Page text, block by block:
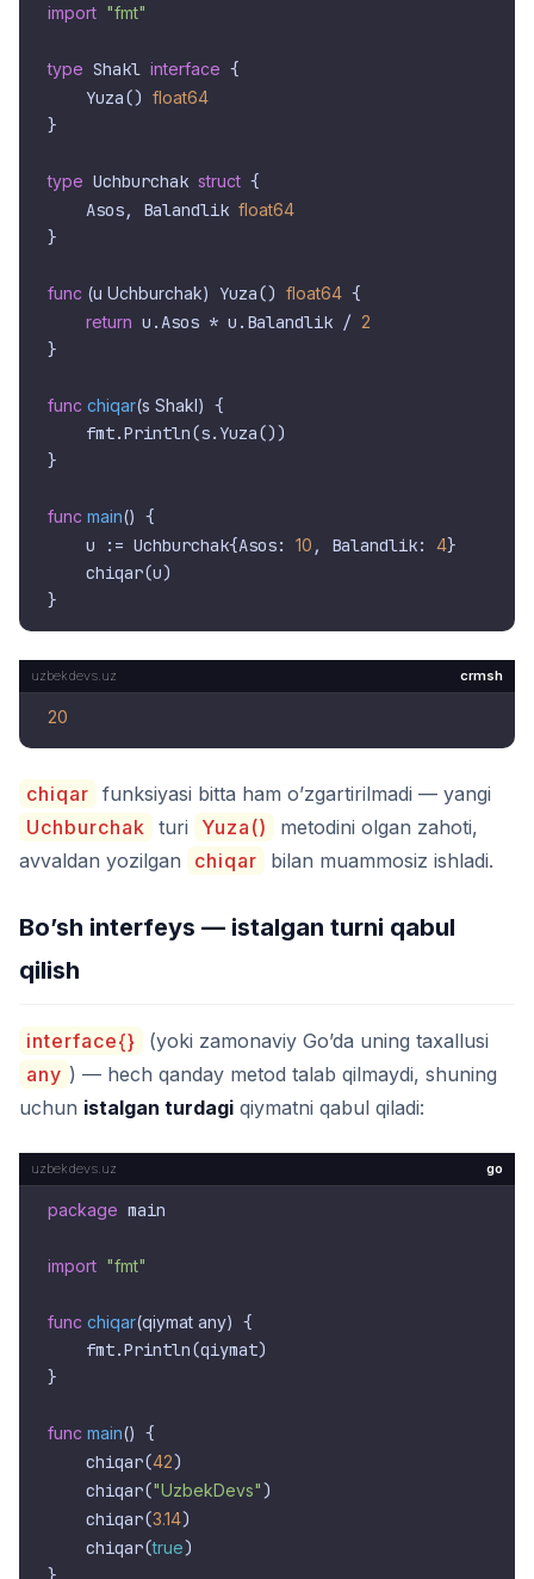
import "fmt"
type Shakl interface {
    Yuza()
float64
}
type Uchburchak struct {
    Asos, Balandlik
float64
}
func (u Uchburchak) Yuza() float64 {
return u.Asos * u.Balandlik / 2
}
func chiqar(s Shakl) {
    fmt.Println(s.Yuza())
}
func main() {
    u := Uchburchak{Asos:
10 , Balandlik: 4}
    chiqar(u)
crmsh
20
chiqar funksiyasi bitta ham o’zgartirilmadi — yangi
Uchburchak turi Yuza()
metodini olgan zahoti,
avvaldan yozilgan
chiqar bilan muammosiz ishladi.
Bo’sh interfeys — istalgan turni qabul
qilish
interface{}
(yoki zamonaviy Go’da uning taxallusi
any ) — hech qanday metod talab qilmaydi, shuning
uchun istalgan turdagi qiymatni qabul qiladi:
go
package main
import "fmt"
func chiqar(qiymat any) {
    fmt.Println(qiymat)
}
func main() {
    chiqar(
42)
    chiqar(
"UzbekDevs")
    chiqar(
3.14)
    chiqar(
true)